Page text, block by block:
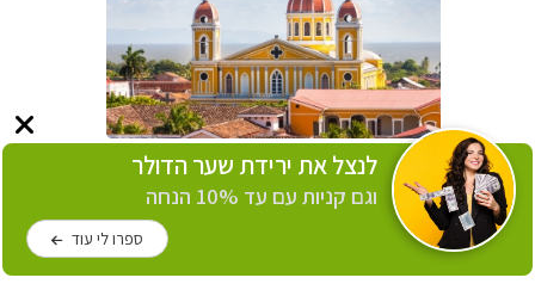
תכנון טיול בניקרגואה
לחץ לפרטים
לנצל את ירידת שער הדולר
וגם קניות עם עד 10% הנחה
ספרו לי עוד